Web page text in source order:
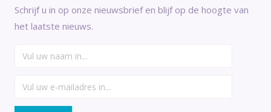
Schrijf u in op onze nieuwsbrief en blijf op de hoogte van
het laatste nieuws.